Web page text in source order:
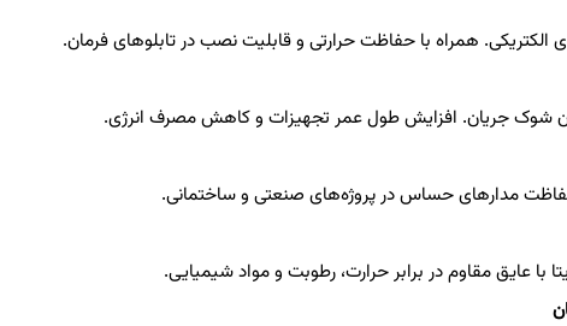
الکتریکی. همراه با حفاظت حرارتی و قابلیت نصب در تابلوهای فرمان.
شوک جریان. افزایش طول عمر تجهیزات و کاهش مصرف انرژی.
حفاظت مدارهای حساس در پروژه‌های صنعتی و ساختمانی.
با عایق مقاوم در برابر حرارت، رطوبت و مواد شیمیایی.